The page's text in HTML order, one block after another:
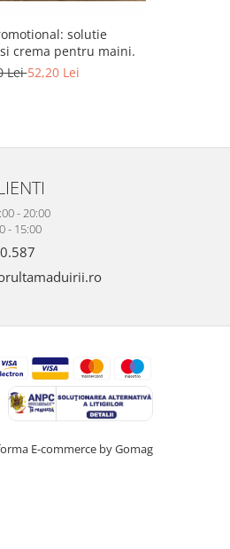
solutie
crema pentru maini.
Lei52,20 Lei
- 20:00
- 15:00
E-commerce by Gomag